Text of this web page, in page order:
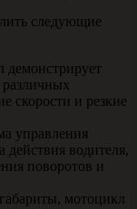
следующие
демонстрирует
скорости и резкие
управления
действия водителя,
поворотов и
мотоцикл